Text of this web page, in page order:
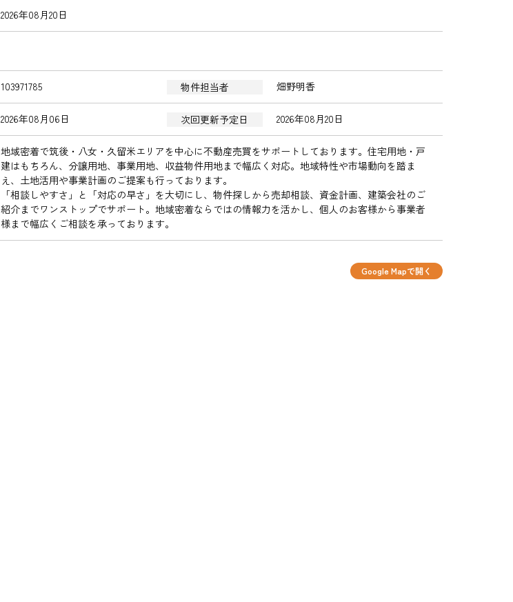
2026年08月20日
103971785 物件担当者 畑野明香
2026年08月06日 次回更新予定日 2026年08月20日
地域密着で筑後・八女・久留米エリアを中心に不動産売買をサポートしております。住宅用地・戸
建はもちろん、分譲用地、事業用地、収益物件用地まで幅広く対応。地域特性や市場動向を踏ま
え、土地活用や事業計画のご提案も行っております。
「相談しやすさ」と「対応の早さ」を大切にし、物件探しから売却相談、資金計画、建築会社のご
紹介までワンストップでサポート。地域密着ならではの情報力を活かし、個人のお客様から事業者
様まで幅広くご相談を承っております。
Google Mapで開く